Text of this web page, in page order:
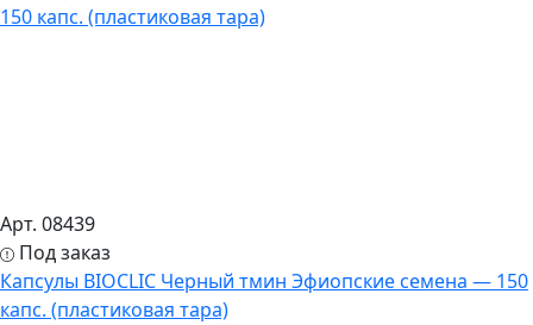
Арт. 08439
Под заказ
Капсулы BIOCLIC Черный тмин Эфиопские семена — 150
капс. (пластиковая тара)